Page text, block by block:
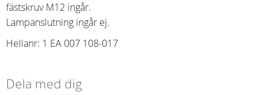
fästskruv M12 ingår.
Lampanslutning ingår ej.
Hellanr: 1 EA 007 108-017
Dela med dig